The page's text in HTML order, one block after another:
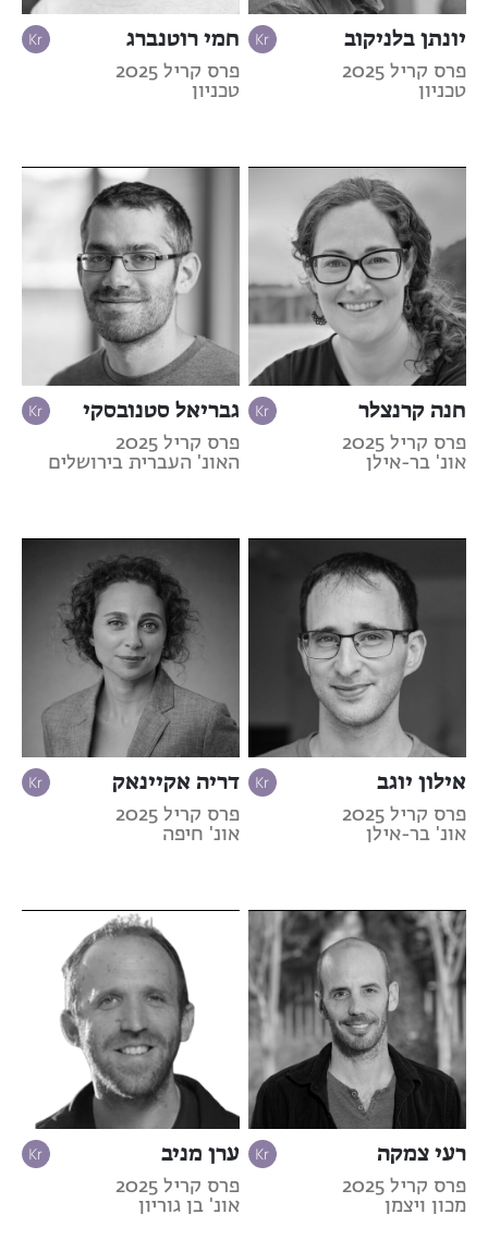
יונתן בלניקוב
פרס קריל 2025
טכניון
חמי רוטנברג
פרס קריל 2025
טכניון
חנה קרנצלר
פרס קריל 2025
אונ' בר-אילן
גבריאל סטנובסקי
פרס קריל 2025
האונ' העברית בירושלים
אילון יוגב
פרס קריל 2025
אונ' בר-אילן
דריה אקיינאק
פרס קריל 2025
אונ' חיפה
רעי צמקה
פרס קריל 2025
מכון ויצמן
ערן מניב
פרס קריל 2025
אונ' בן גוריון